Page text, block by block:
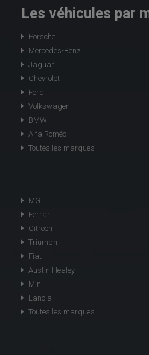
Les véhicules par
Porsche
Mercedes-Benz
Jaguar
Chevrolet
Ford
Volkswagen
BMW
Alfa Roméo
Toutes les marques
MG
Ferrari
Citroen
Triumph
Fiat
Austin Healey
Mini
Lancia
Toutes les marques